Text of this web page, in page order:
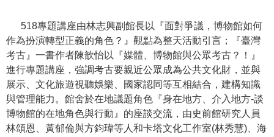
探
索
認
識
我
們
518專題講座由林志興副館長以『面對爭議，博物館如何
作為扮演轉型正義的角色？』觀點為整天活動引言；『臺灣
考古』一書作者陳歆怡以『媒體、博物館與公眾考古？！』
進行專題講座，強調考古要親近公眾成為公共文化財，並與
展示、文化旅遊視聽娛樂、國家認同等互相結合，建構知識
與管理能力。館舍於在地議題角色『身在地方、介入地方-談
博物館的在地角色與行動』的座談交流，由史前館研究人員
林頌恩、黃郁倫與方鈞瑋等人和卡塔文化工作室(林秀慧)、海